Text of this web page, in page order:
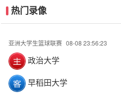
热门录像
亚洲大学生篮球联赛 08-08 23:56:23
政治大学
早稻田大学